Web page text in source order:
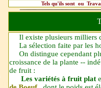
Tels qu'ils sont ou
Il existe plusieurs milliers
La sélection faite par les
On distingue cependant
croissance de la plante --
de fruit :
Les variétés à fruit plat